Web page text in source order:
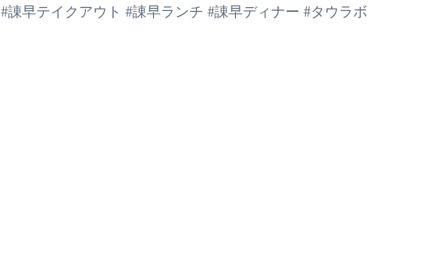
#諌早テイクアウト #諌早ランチ #諌早ディナー #タウラボ